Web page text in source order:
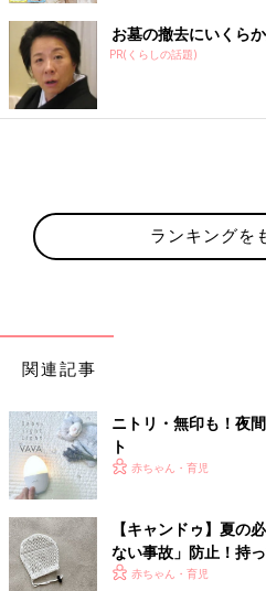
🇯🇵えむ。さん(@miwa_miwa7)
えむ。さん(
USB充電式で、6枚羽根で風量は
スリーコインズ
お墓の撤去にいくら
PR(くらしの話題)
ランキングを
関連記事
ニトリ・無印も！夜
ト
赤ちゃん・育児
【キャンドゥ】夏の
ない事故」防止！持
は？赤ちゃん・育児